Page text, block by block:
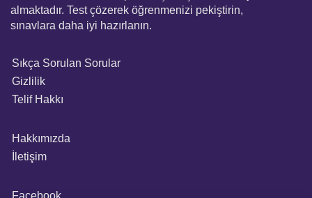
almaktadır. Test çözerek öğrenmenizi pekiştirin,
sınavlara daha iyi hazırlanın.
Sıkça Sorulan Sorular
Gizlilik
Telif Hakkı
Hakkımızda
İletişim